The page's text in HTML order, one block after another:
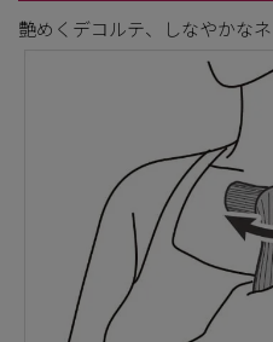
艶めくデコルテ、しなやかなネ